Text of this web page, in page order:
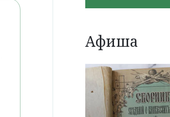
Афиша